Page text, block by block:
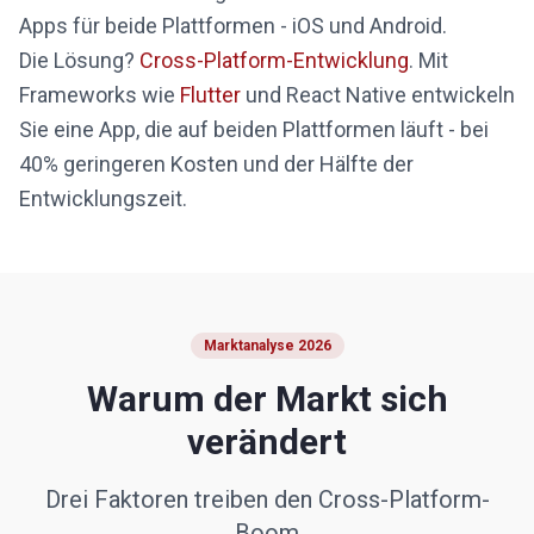
Apps für beide Plattformen - iOS und Android.
Die Lösung? Cross-Platform-Entwicklung. Mit
Frameworks wie Flutter und React Native entwickeln
Sie eine App, die auf beiden Plattformen läuft - bei
40% geringeren Kosten und der Hälfte der
Entwicklungszeit.
Marktanalyse 2026
Warum der Markt sich
verändert
Drei Faktoren treiben den Cross-Platform-